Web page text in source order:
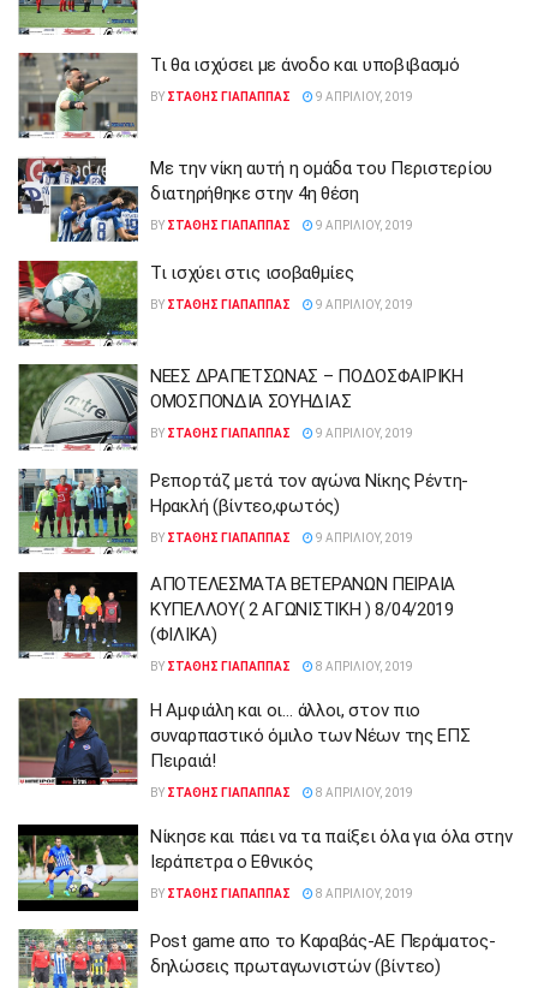
Τι θα ισχύσει με άνοδο και υποβιβασμό
BY ΣΤΑΘΗΣ ΓΊΑΠΑΠΠΑΣ 9 ΑΠΡΙΛΊΟΥ, 2019
Με την νίκη αυτή η ομάδα του Περιστερίου
διατηρήθηκε στην 4η θέση
BY ΣΤΑΘΗΣ ΓΊΑΠΑΠΠΑΣ 9 ΑΠΡΙΛΊΟΥ, 2019
Τι ισχύει στις ισοβαθμίες
BY ΣΤΑΘΗΣ ΓΊΑΠΑΠΠΑΣ 9 ΑΠΡΙΛΊΟΥ, 2019
ΝΕΕΣ ΔΡΑΠΕΤΣΩΝΑΣ – ΠΟΔΟΣΦΑΙΡΙΚΗ
ΟΜΟΣΠΟΝΔΙΑ ΣΟΥΗΔΙΑΣ
BY ΣΤΑΘΗΣ ΓΊΑΠΑΠΠΑΣ 9 ΑΠΡΙΛΊΟΥ, 2019
Ρεπορτάζ μετά τον αγώνα Νίκης Ρέντη-
Ηρακλή (βίντεο,φωτός)
BY ΣΤΑΘΗΣ ΓΊΑΠΑΠΠΑΣ 9 ΑΠΡΙΛΊΟΥ, 2019
ΑΠΟΤΕΛΕΣΜΑΤΑ ΒΕΤΕΡΑΝΩΝ ΠΕΙΡΑΙΑ
ΚΥΠΕΛΛΟΥ( 2 ΑΓΩΝΙΣΤΙΚΗ ) 8/04/2019
(ΦΙΛΙΚΑ)
BY ΣΤΑΘΗΣ ΓΊΑΠΑΠΠΑΣ 8 ΑΠΡΙΛΊΟΥ, 2019
Η Αμφιάλη και οι… άλλοι, στον πιο
συναρπαστικό όμιλο των Νέων της ΕΠΣ
Πειραιά!
BY ΣΤΑΘΗΣ ΓΊΑΠΑΠΠΑΣ 8 ΑΠΡΙΛΊΟΥ, 2019
Νίκησε και πάει να τα παίξει όλα για όλα στην
Ιεράπετρα ο Εθνικός
BY ΣΤΑΘΗΣ ΓΊΑΠΑΠΠΑΣ 8 ΑΠΡΙΛΊΟΥ, 2019
Post game απο το Καραβάς-ΑΕ Περάματος-
δηλώσεις πρωταγωνιστών (βίντεο)